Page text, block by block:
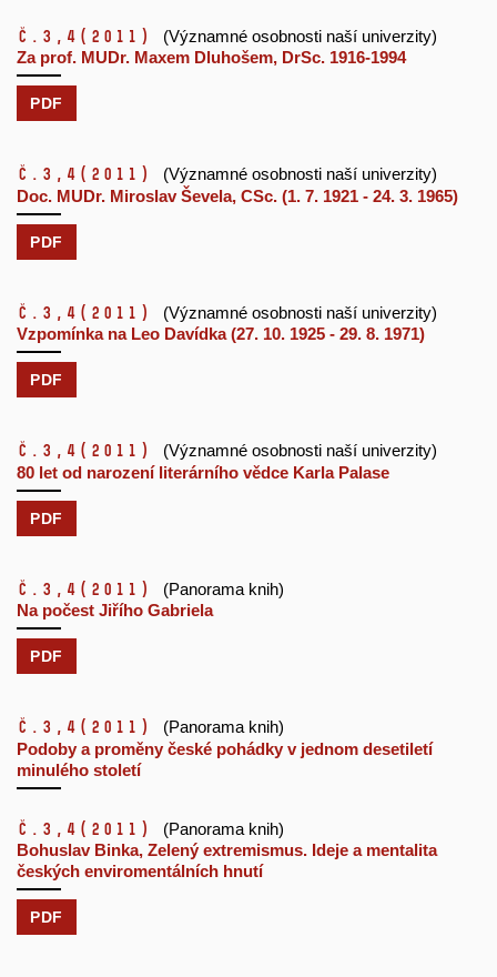
č.3,4 (2011)
(Významné osobnosti naší univerzity)
Za prof. MUDr. Maxem Dluhošem, DrSc. 1916-1994
PDF
č.3,4 (2011)
(Významné osobnosti naší univerzity)
Doc. MUDr. Miroslav Ševela, CSc. (1. 7. 1921 - 24. 3. 1965)
PDF
č.3,4 (2011)
(Významné osobnosti naší univerzity)
Vzpomínka na Leo Davídka (27. 10. 1925 - 29. 8. 1971)
PDF
č.3,4 (2011)
(Významné osobnosti naší univerzity)
80 let od narození literárního vědce Karla Palase
PDF
č.3,4 (2011)
(Panorama knih)
Na počest Jiřího Gabriela
PDF
č.3,4 (2011)
(Panorama knih)
Podoby a proměny české pohádky v jednom desetiletí
minulého století
č.3,4 (2011)
(Panorama knih)
Bohuslav Binka, Zelený extremismus. Ideje a mentalita
českých enviromentálních hnutí
PDF